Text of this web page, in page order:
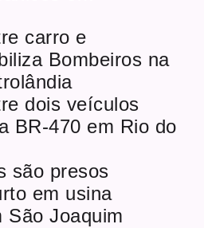
carro e
Bombeiros na
dois veículos
BR-470 em Rio do
são presos
em usina
São Joaquim